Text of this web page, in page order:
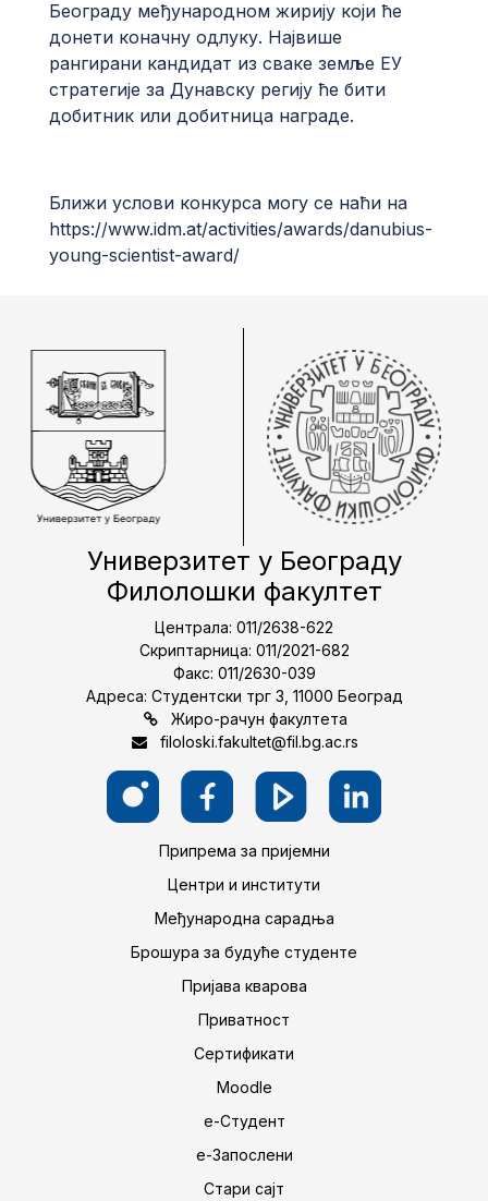
Београду међународном жирију који ће
донети коначну одлуку. Највише
рангирани кандидат из сваке земље ЕУ
стратегије за Дунавску регију ће бити
добитник или добитница награде.
Ближи услови конкурса могу се наћи на
https://www.idm.at/activities/awards/danubius-
young-scientist-award/
Универзитет у Београду
Филолошки факултет
Централа: 011/2638-622
Скриптарница: 011/2021-682
Факс: 011/2630-039
Адреса: Студентски трг 3, 11000 Београд
Жиро-рачун факултета
filoloski.fakultet@fil.bg.ac.rs
Припрема за пријемни
Центри и институти
Међународна сарадња
Брошура за будуће студенте
Пријава кварова
Приватност
Сертификати
Moodle
е-Студент
е-Запослени
Стари сајт